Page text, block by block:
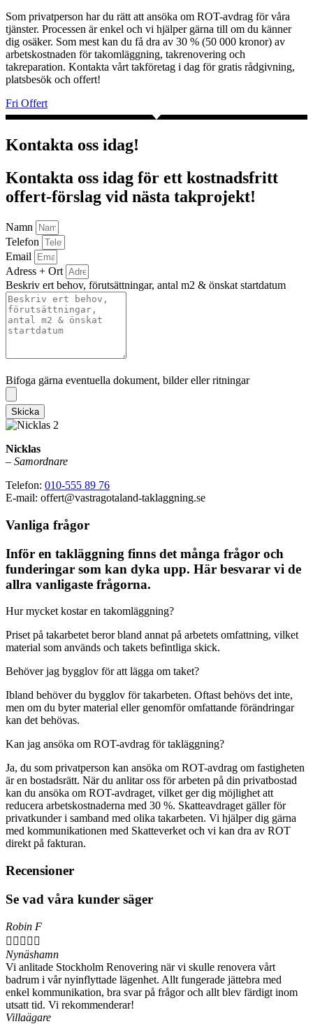
Som privatperson har du rätt att ansöka om ROT-avdrag för våra
tjänster. Processen är enkel och vi hjälper gärna till om du känner
dig osäker. Som mest kan du få dra av 30 % (50 000 kronor) av
arbetskostnaden för takomläggning, takrenovering och
takreparation. Kontakta vårt takföretag i dag för gratis rådgivning,
platsbesök och offert!
Fri Offert
Kontakta oss idag!
Kontakta oss idag för ett kostnadsfritt
offert-förslag vid nästa takprojekt!
Namn
Telefon
Email
Adress + Ort
Beskriv ert behov, förutsättningar, antal m2 & önskat startdatum
Bifoga gärna eventuella dokument, bilder eller ritningar
Skicka
Nicklas
– Samordnare
Telefon: 010-555 89 76
E-mail: offert@vastragotaland-taklaggning.se
Vanliga frågor
Inför en takläggning finns det många frågor och
funderingar som kan dyka upp. Här besvarar vi de
allra vanligaste frågorna.
Hur mycket kostar en takomläggning?
Priset på takarbetet beror bland annat på arbetets omfattning, vilket
material som används och takets befintliga skick.
Behöver jag bygglov för att lägga om taket?
Ibland behöver du bygglov för takarbeten. Oftast behövs det inte,
men om du byter material eller genomför omfattande förändringar
kan det behövas.
Kan jag ansöka om ROT-avdrag för takläggning?
Ja, du som privatperson kan ansöka om ROT-avdrag om fastigheten
är en bostadsrätt. När du anlitar oss för arbeten på din privatbostad
kan du ansöka om ROT-avdraget, vilket ger dig möjlighet att
reducera arbetskostnaderna med 30 %. Skatteavdraget gäller för
privatkunder i samband med olika takarbeten. Vi hjälper dig gärna
med kommunikationen med Skatteverket och vi kan dra av ROT
direkt på fakturan.
Recensioner
Se vad våra kunder säger
Robin F
    
Nynäshamn
Vi anlitade Stockholm Renovering när vi skulle renovera vårt
badrum i vår nyinflyttade lägenhet. Allt fungerade jättebra med
enkel kommunikation, bra svar på frågor och allt blev färdigt inom
utsatt tid. Vi rekommenderar!
Villaägare